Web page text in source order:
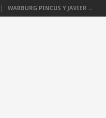
WARBURG PINCUS Y JAVIER ...